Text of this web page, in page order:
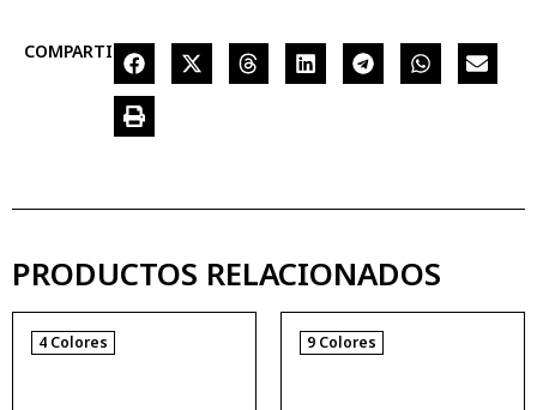
COMPARTIR
PRODUCTOS RELACIONADOS
4 Colores 9 Colores